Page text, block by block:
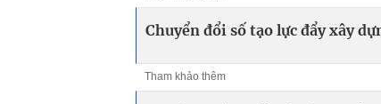
Chuyển đổi số tạo lực đẩy xây
Tham khảo thêm